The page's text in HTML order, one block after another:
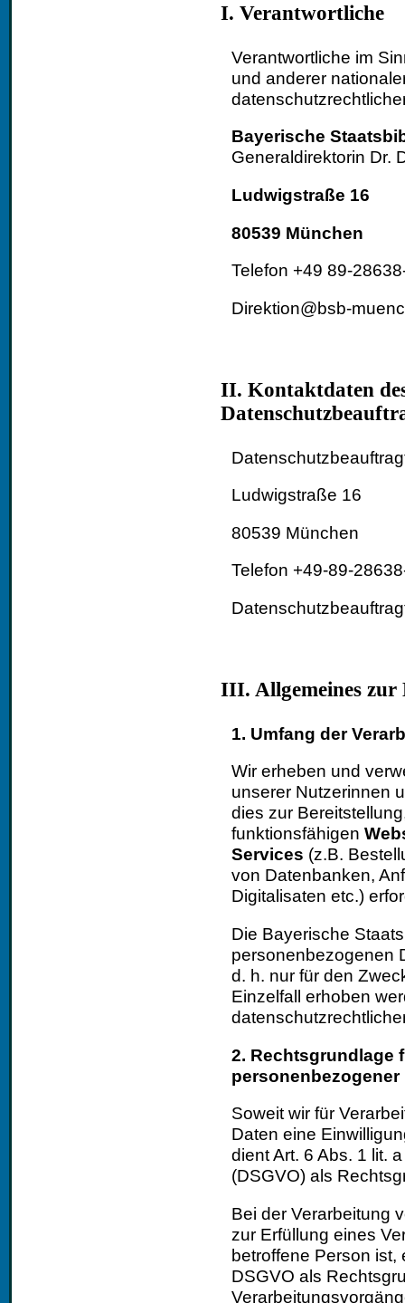
I. Verantwortliche
Verantwortliche im
und anderer
Bayerische
Generaldirektorin Dr.
Ludwigstraße 16
80539 München
Telefon +49 89-
Direktion@bsb-
II. Kontaktdaten
Ludwigstraße 16
80539 München
Telefon +49-89-
III. Allgemeines zur
1. Umfang der
Wir erheben und
unserer Nutzerinnen
dies zur
funktionsfähigen
Services (z.B.
von Datenbanken,
Digitalisaten etc.)
Die Bayerische
personenbezogenen
d. h. nur für den
Einzelfall erhoben
2. Rechtsgrundlage
personenbezogener
Soweit wir für
Daten eine
dient Art. 6 Abs. 1 lit.
(DSGVO) als
Bei der Verarbeitung
zur Erfüllung eines
betroffene Person ist,
DSGVO als